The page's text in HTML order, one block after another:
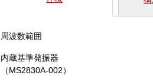
周波数範囲
内蔵基準発振器
（MS2830A-002）